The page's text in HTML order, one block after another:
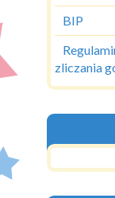
BIP
zliczania